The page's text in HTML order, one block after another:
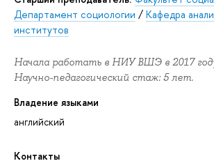
Департамент социологии / Кафедра
институтов
Начала работать в НИУ ВШЭ в 2017
Научно-педагогический стаж: 5 лет.
Владение языками
английский
Контакты